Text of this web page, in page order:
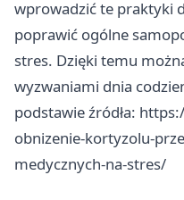
wprowadzić te praktyki
poprawić ogólne
stres. Dzięki temu
wyzwaniami dnia
podstawie źródła:
obnizenie-kortyzolu-
medycznych-na-stres/